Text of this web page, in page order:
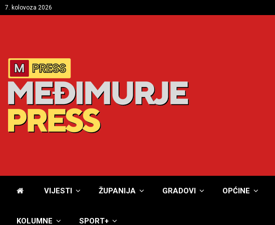
7. kolovoza 2026
VIJESTI ŽUPANIJA GRADOVI OPĆINE
KOLUMNE SPORT+